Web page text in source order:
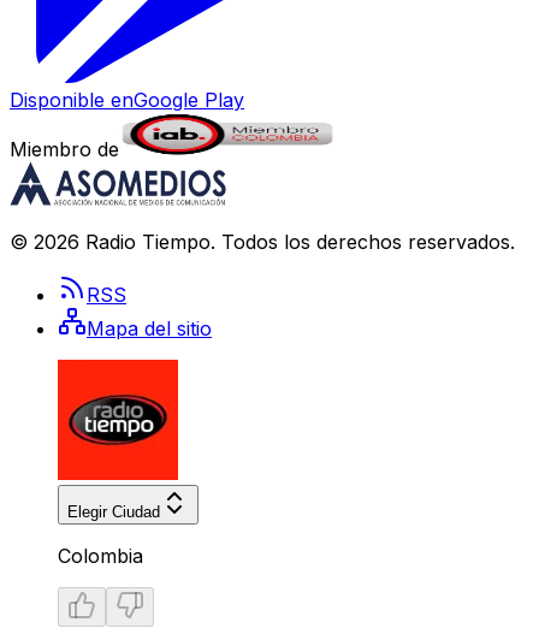
Disponible enGoogle Play
Miembro de
© 2026 Radio Tiempo. Todos los derechos reservados.
RSS
Mapa del sitio
Elegir Ciudad
Colombia